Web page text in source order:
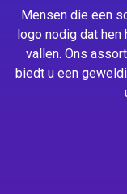
Mensen die een
logo nodig dat hen
vallen. Ons
biedt u een